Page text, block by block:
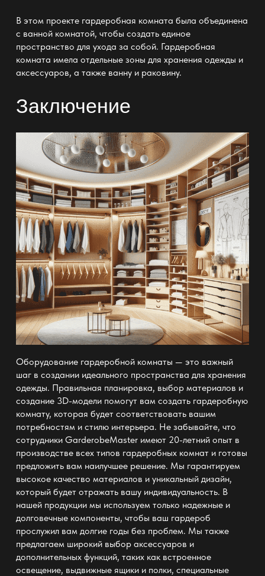
В этом проекте гардеробная комната была объединена
с ванной комнатой, чтобы создать единое
пространство для ухода за собой. Гардеробная
комната имела отдельные зоны для хранения одежды и
аксессуаров, а также ванну и раковину.
Заключение
Оборудование гардеробной комнаты — это важный
шаг в создании идеального пространства для хранения
одежды. Правильная планировка, выбор материалов и
создание 3D-модели помогут вам создать гардеробную
комнату, которая будет соответствовать вашим
потребностям и стилю интерьера. Не забывайте, что
сотрудники GarderobeMaster имеют 20-летний опыт в
производстве всех типов гардеробных комнат иготовы
предложить вам наилучшее решение. Мы гарантируем
высокое качество материалов и уникальный дизайн,
который будет отражать вашу индивидуальность. В
нашей продукции мы используем только надежные и
долговечные компоненты, чтобы ваш гардероб
прослужил вам долгие годы без проблем. Мы также
предлагаем широкий выбор аксессуаров и
дополнительных функций, таких как встроенное
освещение, выдвижные ящикии полки, специальные